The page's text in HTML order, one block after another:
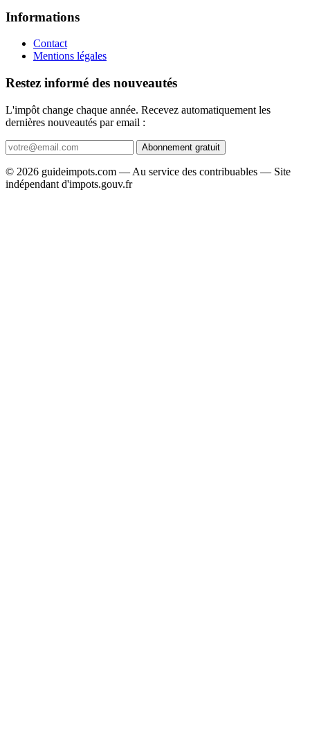
Informations
Contact
Mentions légales
Restez informé des nouveautés
L'impôt change chaque année. Recevez automatiquement les
dernières nouveautés par email :
Abonnement gratuit
© 2026 guideimpots.com — Au service des contribuables — Site
indépendant d'impots.gouv.fr